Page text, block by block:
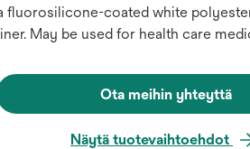
fluorosilicone-coated white
May be used for health care
Ota meihin yhteyttä
Näytä tuotevaihtoehdot